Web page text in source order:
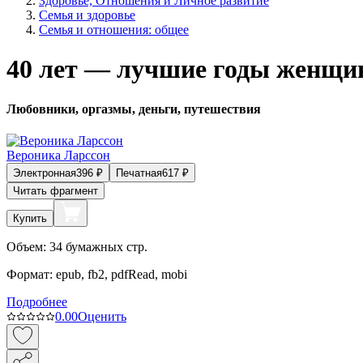
Семья и здоровье
Семья и отношения: общее
40 лет — лучшие годы
Любовники, оргазмы, деньги, путешествия
Вероника Ларссон
Электронная396 ₽ Печатная617 ₽
Читать фрагмент
Купить
Объем: 34 бумажных стр.
Формат: epub, fb2, pdfRead, mobi
Подробнее
0.00Оценить